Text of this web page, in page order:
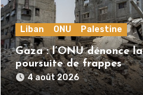
Liban ONU Palestine
Gaza : l’ONU dénonce la
poursuite de frappes
meurtrières
4 août 2026